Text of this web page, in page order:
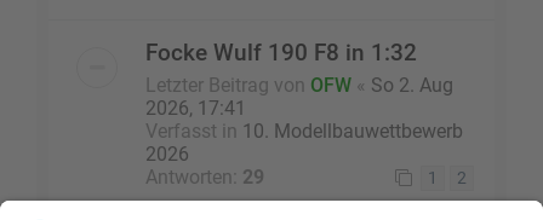
Focke Wulf 190 F8 in 1:32
Letzter Beitrag von OFW « So 2. Aug
2026, 17:41
Verfasst in 10. Modellbauwettbewerb
2026
Antworten: 29 1 2